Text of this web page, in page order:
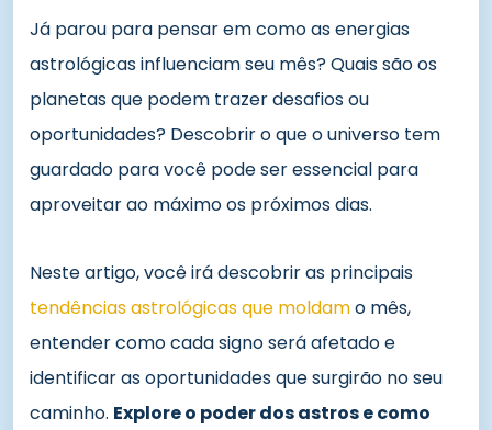
Já parou para pensar em como as energias
astrológicas influenciam seu mês? Quais são os
planetas que podem trazer desafios ou
oportunidades? Descobrir o que o universo tem
guardado para você pode ser essencial para
aproveitar ao máximo os próximos dias.
Neste artigo, você irá descobrir as principais
tendências astrológicas que moldamo mês,
entender como cada signo será afetado e
identificar as oportunidades que surgirão no seu
caminho. Explore o poder dos astros e como